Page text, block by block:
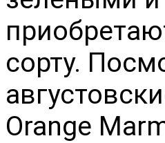
сорту.
Orange